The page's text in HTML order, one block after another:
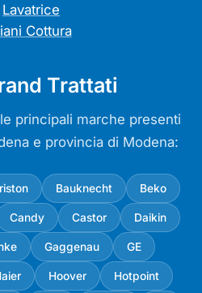
Lavatrice
Cottura
Trattati
principali marche presenti
e provincia di Modena:
Bauknecht Beko
Candy Castor Daikin
Gaggenau GE
Hoover Hotpoint